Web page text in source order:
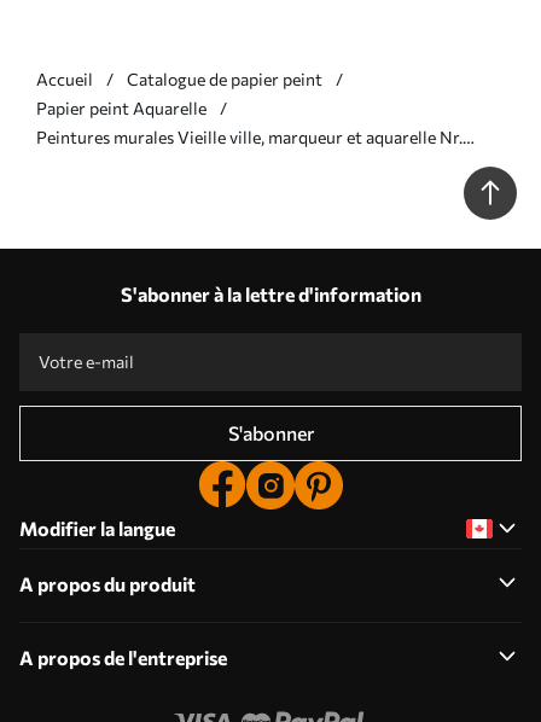
Accueil
Catalogue de papier peint
Papier peint Aquarelle
Peintures murales Vieille ville, marqueur et aquarelle Nr.
S'abonner à la lettre d'information
S'abonner
Modifier la langue
A propos du produit
A propos de l'entreprise